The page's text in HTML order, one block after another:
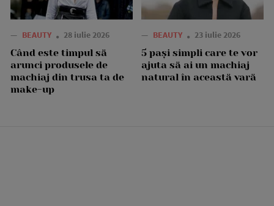
— BEAUTY 28 iulie 2026
Când este timpul să
arunci produsele de
machiaj din trusa ta de
make-up
— BEAUTY 23 iulie 2026
5 pași simpli care te vor
ajuta să ai un machiaj
natural în această vară